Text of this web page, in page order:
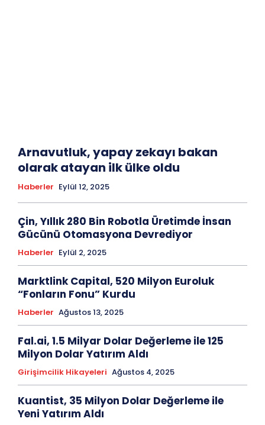
Arnavutluk, yapay zekayı bakan
olarak atayan ilk ülke oldu
Haberler Eylül 12, 2025
Çin, Yıllık 280 Bin Robotla Üretimde İnsan
Gücünü Otomasyona Devrediyor
Haberler Eylül 2, 2025
Marktlink Capital, 520 Milyon Euroluk
“Fonların Fonu” Kurdu
Haberler Ağustos 13, 2025
Fal.ai, 1.5 Milyar Dolar Değerleme ile 125
Milyon Dolar Yatırım Aldı
Girişimcilik Hikayeleri Ağustos 4, 2025
Kuantist, 35 Milyon Dolar Değerleme ile
Yeni Yatırım Aldı